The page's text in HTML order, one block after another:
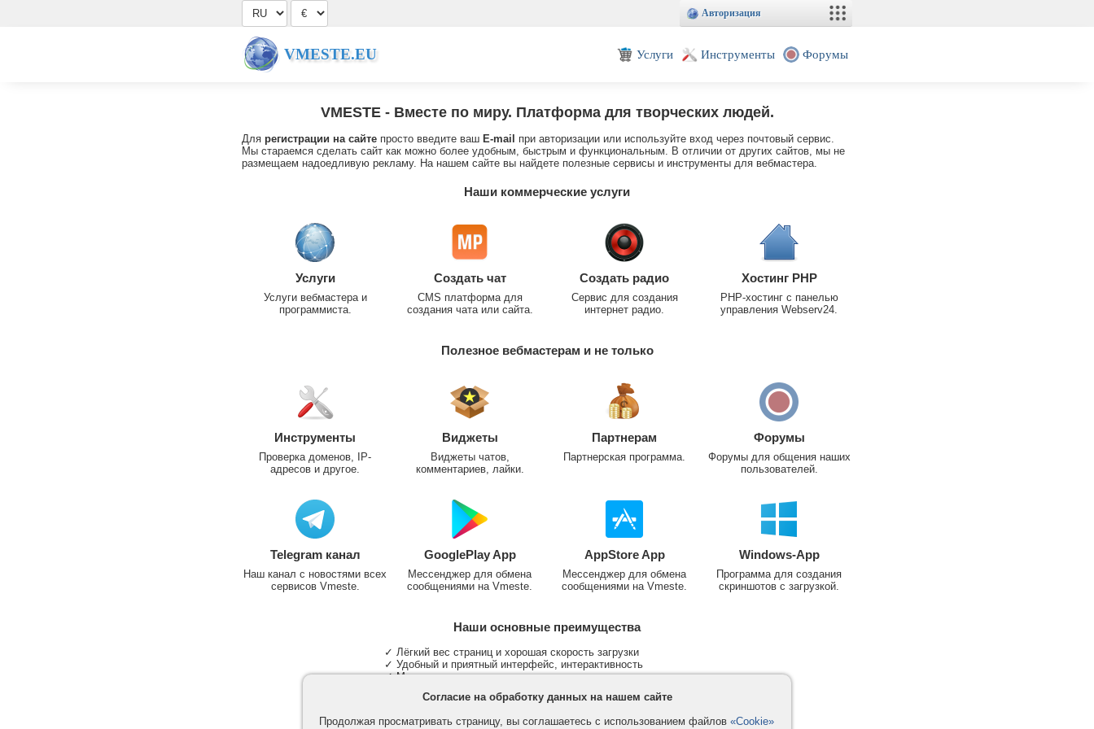
Авторизация
VMESTE.EU Услуги Инструменты Форумы
VMESTE- Вместе по миру. Платформа для творческих людей.
Для регистрации на сайте просто введите ваш E-mail
при авторизации или используйте вход через почтовый сервис.
Мы стараемся сделать сайт как можно более удобным, быстрым и функциональным. В отличии от других сайтов, мы не
размещаем надоедливую рекламу. На нашем сайте вы найдете полезные сервисы и инструменты для вебмастера.
Наши коммерческие услуги
Услуги
Услуги вебмастера и
программиста.
Создать чат
CMS платформа для
создания чата или сайта.
Создать радио
Сервис для создания
интернет радио.
Хостинг PHP
PHP-хостинг с панелью
управления Webserv24.
Полезное вебмастерам и не только
Инструменты
Проверка доменов, IP-
адресов и другое.
Виджеты
Виджеты чатов,
комментариев, лайки.
Партнерам
Партнерская программа.
Форумы
Форумы для общения наших
пользователей.
Telegram канал
Наш канал с новостями всех
сервисов Vmeste.
GooglePlay App
Мессенджер для обмена
сообщениями на Vmeste.
AppStore App
Мессенджер для обмена
сообщениями на Vmeste.
Windows-App
Программа для создания
скриншотов с загрузкой.
Наши основные преимущества
✓ Лёгкий вес страниц и хорошая скорость загрузки
✓ Удобный и приятный интерфейс, интерактивность
✓ Мы не размещаем надоедливую рекламу
✓ Участие в группах и сообществах
✓ Поддержка основных типов и больших файлов
Согласие на обработку данных на нашем сайте
Продолжая просматривать страницу, вы соглашаетесь с использованием файлов «Cookie»